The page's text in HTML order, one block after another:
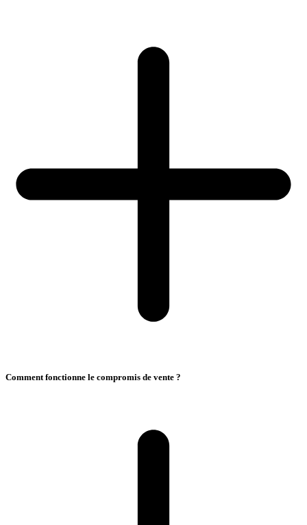
Comment fonctionne le compromis de vente ?